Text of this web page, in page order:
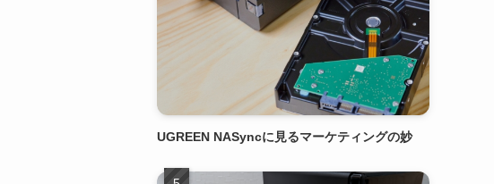
UGREEN NASyncに見るマーケティングの妙